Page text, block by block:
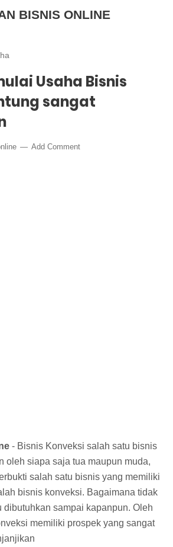
BISNIS ONLINE
Usaha Bisnis
sangat
Add Comment
- Bisnis Konveksi salah satu bisnis
oleh siapa saja tua maupun muda,
salah satu bisnis yang memiliki
bisnis konveksi. Bagaimana tidak
dibutuhkan sampai kapanpun. Oleh
memiliki prospek yang sangat